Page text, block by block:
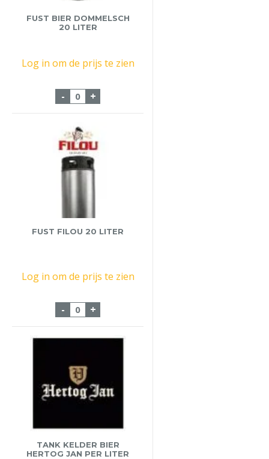
FUST BIER DOMMELSCH
20 LITER
Log in om de prijs te zien
- Fust Bier Dommelsch 20 liter aantal
+
FUST FILOU 20 LITER
Log in om de prijs te zien
- Fust Filou 20 Liter aantal
+
TANK KELDER BIER
HERTOG JAN PER LITER